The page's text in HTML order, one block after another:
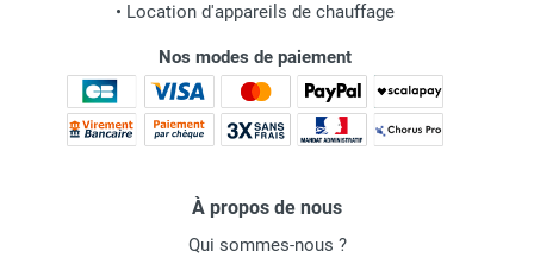
• Location d'appareils de chauffage
Nos modes de paiement
À propos de nous
Qui sommes-nous ?